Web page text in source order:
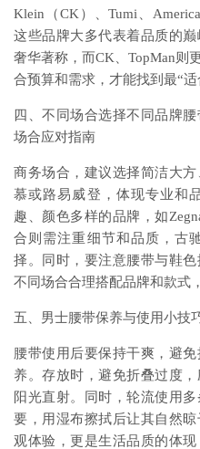
Klein（CK）、Tumi、
这些品牌大多代表着品质的
奢华著称，而CK、TopMan则
合预算和需求，才能找到最“适
四、不同场合选择不同品牌
场合应对指南
商务场合，建议选择简洁大
慕或路易威登，体现专业和
趣、颜色多样的品牌，如
合则需注重细节和品质，古
择。同时，要注意腰带与鞋
不同场合合理搭配品牌和款式
五、男士腰带保养与使用小
腰带使用后要保持干爽，避
养。存放时，避免折叠过度
阳光直射。同时，轮流使用
要，用湿布擦拭后让其自然
观体验，更是生活品质的体